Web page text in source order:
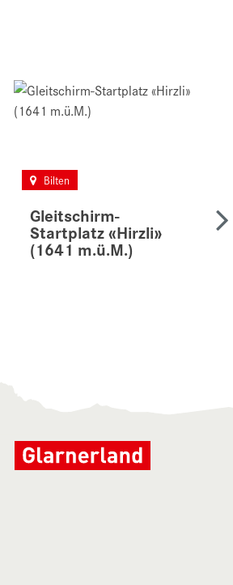
Gleitschirm-
Startplatz «Hirzli»
(1641 m.ü.M.)
Bilten